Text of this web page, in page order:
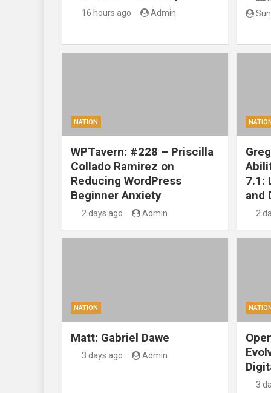
16 hours ago Admin
NATION
WPTavern: #228 – Priscilla
Collado Ramirez on
Reducing WordPress
Beginner Anxiety
2 days ago Admin
7.1:
and
2
NATION
Matt: Gabriel Dawe
3 days ago Admin
3